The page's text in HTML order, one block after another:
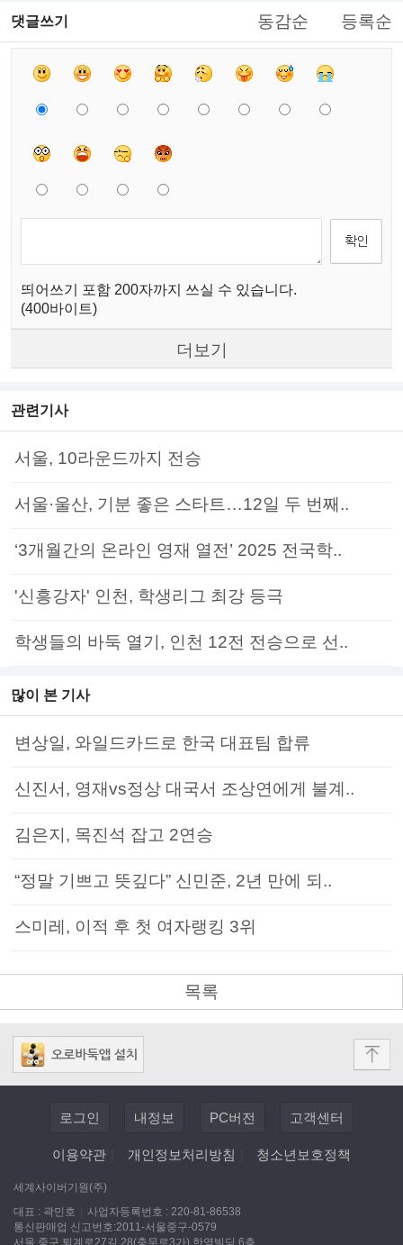
댓글쓰기 동감순 등록순
띄어쓰기 포함 200자까지 쓰실 수 있습니다.
(400바이트)
더보기
관련기사
서울, 10라운드까지 전승
서울·울산, 기분 좋은 스타트…12일 두 번째..
‘3개월간의 온라인 영재 열전’ 2025 전국학..
'신흥강자' 인천, 학생리그 최강 등극
학생들의 바둑 열기, 인천 12전 전승으로 선..
많이 본 기사
변상일, 와일드카드로 한국 대표팀 합류
신진서, 영재vs정상 대국서 조상연에게 불계..
김은지, 목진석 잡고 2연승
“정말 기쁘고 뜻깊다” 신민준, 2년 만에 되..
스미레, 이적 후 첫 여자랭킹 3위
목록
로그인 내정보 PC버전 고객센터
이용약관 개인정보처리방침 청소년보호정책
세계사이버기원(주)
대표 : 곽민호
사업자등록번호 : 220-81-86538
통신판매업 신고번호:2011-서울중구-0579
서울 중구 퇴계로27길 28(충무로3가) 한영빌딩 6층